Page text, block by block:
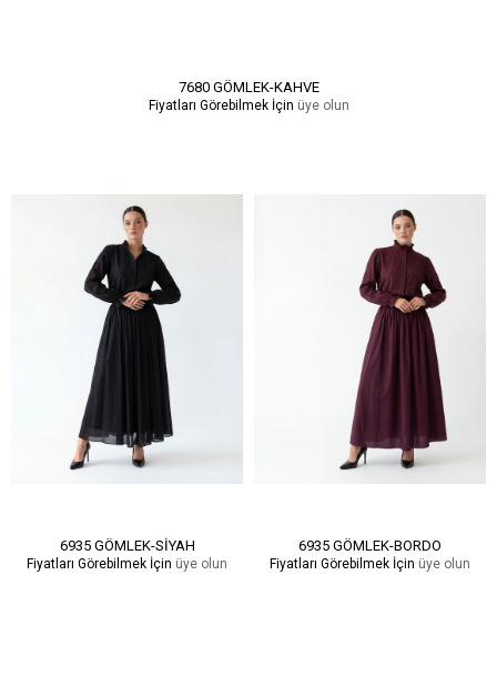
7680 GÖMLEK-KAHVE
Fiyatları Görebilmek İçin üye olun
6935 GÖMLEK-SİYAH
Fiyatları Görebilmek İçin üye olun
6935 GÖMLEK-BORDO
Fiyatları Görebilmek İçin üye olun